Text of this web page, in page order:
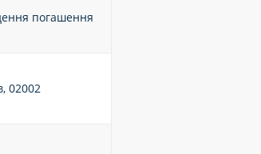
погашення
02002